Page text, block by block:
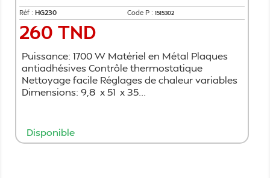
Réf : HG230 Code P : 1515302
Prix
260 TND
Puissance: 1700 W Matériel en Métal Plaques
antiadhésives Contrôle thermostatique
Nettoyage facile Réglages de chaleur variables
Dimensions: 9,8 x 51 x 35...
Disponible